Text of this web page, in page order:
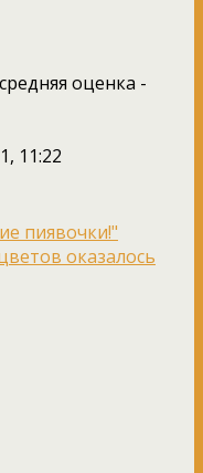
оценка -
11:22
пиявочки!"
оказалось